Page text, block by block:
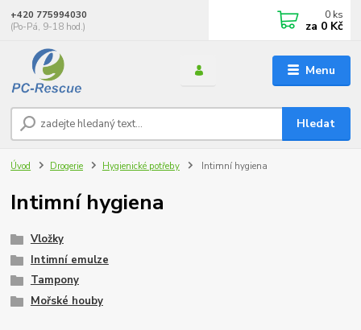
Menu
Hledat
+420 775994030
(Po-Pá, 9-18 hod.)
0 ks
za 0 Kč
Úvod Drogerie Hygienické potřeby Intimní hygiena
Intimní hygiena
Vložky
Intimní emulze
Tampony
Mořské houby